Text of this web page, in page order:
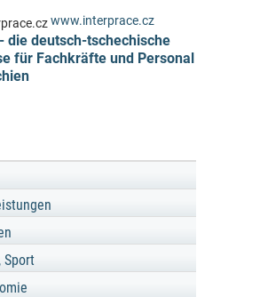
www.interprace.cz
die deutsch-tschechische
für Fachkräfte und Personal
Sport